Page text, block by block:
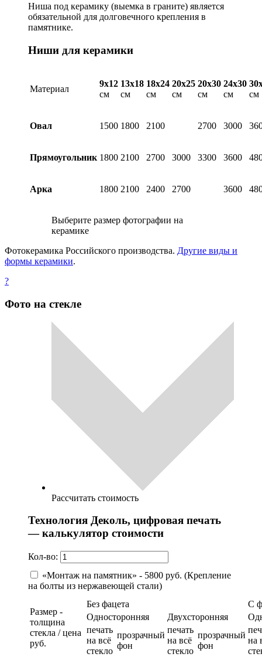
Ниша под керамику (выемка в граните) является
обязательной для долговечного крепления в
памятнике.
Ниши для керамики
Материал
9х12
см
13х18
см
18х24
см
20х25
см
20х30
см
24х30
см
см
Овал 1500 1800 2100 2700 3000
Прямоугольник 1800 2100 2700 3000 3300 3600
Арка 1800 2100 2400 2700 3600
Выберите размер фотографии на
керамике
Фотокерамика Российского производства. Другие виды и
формы керамики.
?
Фото на стекле
Рассчитать стоимость
Технология Деколь, цифровая печать
— калькулятор стоимости
Кол-во:
«Монтаж на памятник» - 5800 руб. (Крепление
на болты из нержавеющей стали)
Размер -
толщина
стекла / цена
руб.
Без фацета
С
Односторонняя
Двухсторонняя
печать
на всё
стекло
прозрачный
фон
печать
на всё
стекло
прозрачный
фон
на